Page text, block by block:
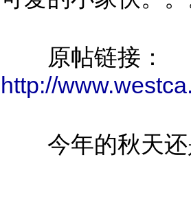
原帖链接：
http://
今年的秋天还